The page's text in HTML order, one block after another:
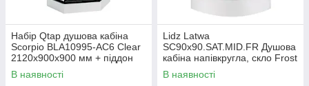
Набір Qtap душова кабіна
Scorpio BLA10995-AC6 Clear
2120x900x900 мм + піддон
Diamond 309912 90x90x12 см
В наявності
Lidz Latwa
SC90x90.SAT.MID.FR Душова
кабіна напівкругла, скло Frost
4 мм + Lidz Душовий піддон
KAPIELKA
В наявності